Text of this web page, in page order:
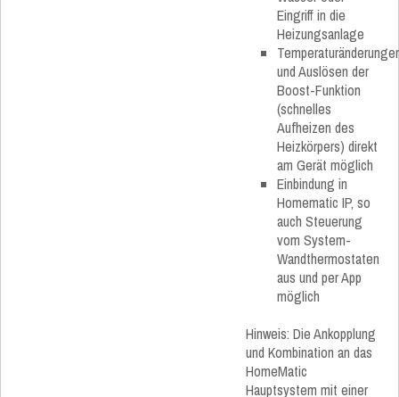
Eingriff in die
Heizungsanlage
und Auslösen der
Boost-Funktion
(schnelles
Aufheizen des
Heizkörpers) direkt
am Gerät möglich
Einbindung in
Homematic IP, so
auch Steuerung
vom System-
Wandthermostaten
aus und per App
möglich
Hinweis: Die Ankopplung
und Kombination an das
HomeMatic
Hauptsystem mit einer